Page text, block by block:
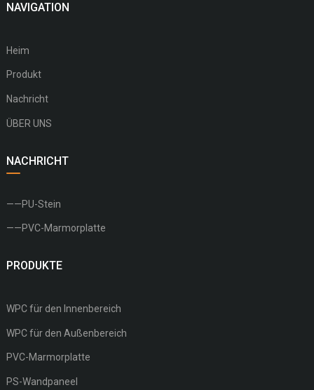
NAVIGATION
Heim
Produkt
Nachricht
ÜBER UNS
NACHRICHT
——PU-Stein
——PVC-Marmorplatte
PRODUKTE
WPC für den Innenbereich
WPC für den Außenbereich
PVC-Marmorplatte
PS-Wandpaneel